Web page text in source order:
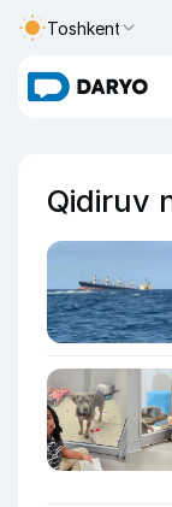
Toshkent
Qidiruv